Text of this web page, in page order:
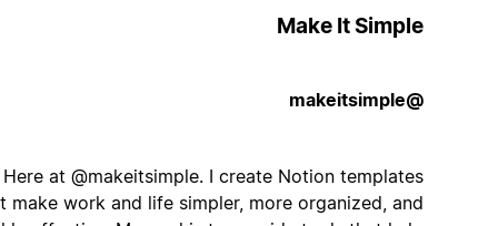
Make It Simple
Hi! 👋 Here at @makeitsimple. I create Notion templates
that make work and life simpler, more organized, and